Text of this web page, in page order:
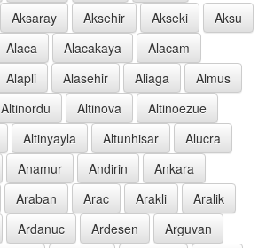
Aksaray Aksehir Akseki
Aksu
Alaca Alacakaya
Alacam
Alapli Alasehir Aliaga
Almus
Altinordu Altinova
Altinoezue
Altinyayla Altunhisar
Alucra
Anamur Andirin
Ankara
Araban Arac Arakli
Aralik
Ardanuc Ardesen
Arguvan